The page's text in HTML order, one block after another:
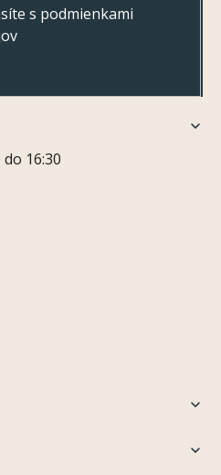
s podmienkami
16:30